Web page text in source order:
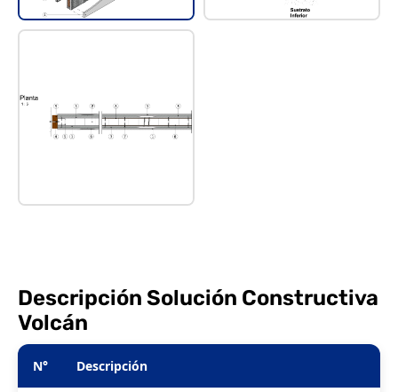
Descripción Solución Constructiva
Volcán
N° Descripción